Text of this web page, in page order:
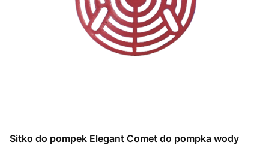
Sitko do pompek Elegant Comet do pompka wody